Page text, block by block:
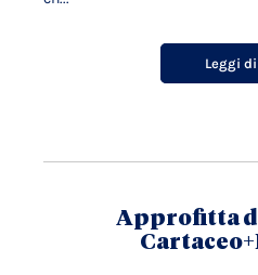
Leggi
Approfitta